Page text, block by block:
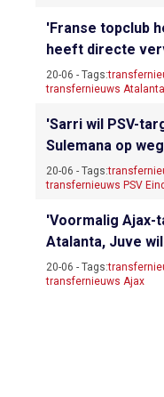
'Franse topclub
heeft directe
20-06 - Tags:
transfernieuws Atalanta
'Sarri wil PSV-
Sulemana op
20-06 - Tags:
transfernieuws PSV
'Voormalig Ajax-
Atalanta, Juve
20-06 - Tags:
transfernieuws Ajax